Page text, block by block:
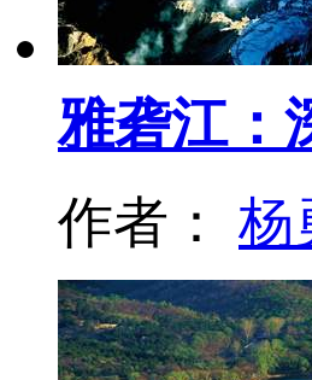
雅砻江：
作者： 杨